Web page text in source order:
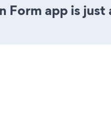
app is just